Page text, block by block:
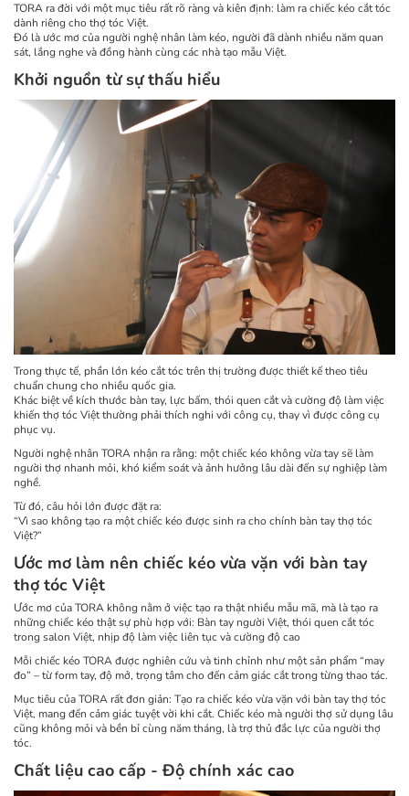
TORA ra đời với một mục tiêu rất rõ ràng và kiên định: làm ra chiếc kéo cắt tóc
dành riêng cho thợ tóc Việt.
Đó là ước mơ của người nghệ nhân làm kéo, người đã dành nhiều năm quan
sát, lắng nghe và đồng hành cùng các nhà tạo mẫu Việt.
Khởi nguồn từ sự thấu hiểu
Trong thực tế, phần lớn kéo cắt tóc trên thị trường được thiết kế theo tiêu
chuẩn chung cho nhiều quốc gia.
Khác biệt về kích thước bàn tay, lực bấm, thói quen cắt và cường độ làm việc
khiến thợ tóc Việt thường phải thích nghi với công cụ, thay vì được công cụ
phục vụ.
Người nghệ nhân TORA nhận ra rằng: một chiếc kéo không vừa tay sẽ làm
người thợ nhanh mỏi, khó kiểm soát và ảnh hưởng lâu dài đến sự nghiệp làm
nghề.
Từ đó, câu hỏi lớn được đặt ra:
“Vì sao không tạo ra một chiếc kéo được sinh ra cho chính bàn tay thợ tóc
Việt?”
Ước mơ làm nên chiếc kéo vừa vặn với bàn tay
thợ tóc Việt
Ước mơ của TORA không nằm ở việc tạo ra thật nhiều mẫu mã, mà là tạo ra
những chiếc kéo thật sự phù hợp với: Bàn tay người Việt, thói quen cắt tóc
trong salon Việt, nhịp độ làm việc liên tục và cường độ cao
Mỗi chiếc kéo TORA được nghiên cứu và tinh chỉnh như một sản phẩm “may
đo” – từ form tay, độ mở, trọng tâm cho đến cảm giác cắt trong từng thao tác.
Mục tiêu của TORA rất đơn giản: Tạo ra chiếc kéo vừa vặn với bàn tay thợ tóc
Việt, mang đến cảm giác tuyệt vời khi cắt. Chiếc kéo mà người thợ sử dụng lâu
cũng không mỏi và bền bỉ cùng năm tháng, là trợ thủ đắc lực của người thợ
tóc.
Chất liệu cao cấp - Độ chính xác cao